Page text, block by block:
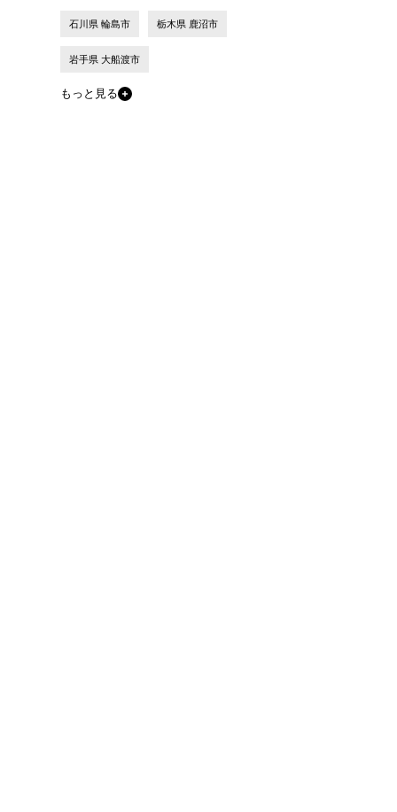
石川県 輪島市 栃木県 鹿沼市
岩手県 大船渡市
もっと見る